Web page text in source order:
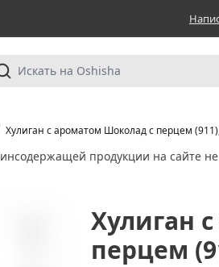
Хулиган с ароматом Шоколад с перцем
продукции на сайте
Хулиган
перцем